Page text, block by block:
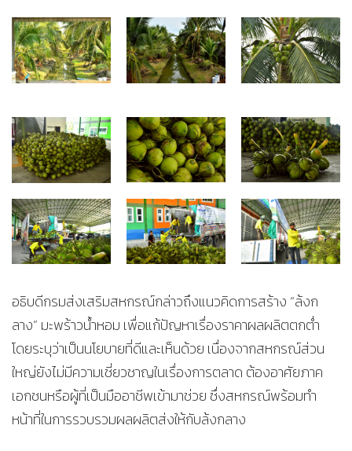
อธิบดีกรมส่งเสริมสหกรณ์กล่าวถึงแนวคิดการสร้าง “ล้งก
ลาง” มะพร้าวน้ำหอม เพื่อแก้ปัญหาเรื่องราคาผลผลิตตกต่ำ
โดยระบุว่าเป็นนโยบายที่ดีและเห็นด้วย เนื่องจากสหกรณ์ส่วน
ใหญ่ยังไม่มีความเชี่ยวชาญในเรื่องการตลาด ต้องอาศัยภาค
เอกชนหรือผู้ที่เป็นมืออาชีพเข้ามาช่วย ซึ่งสหกรณ์พร้อมทำ
หน้าที่ในการรวบรวมผลผลิตส่งให้กับล้งกลาง